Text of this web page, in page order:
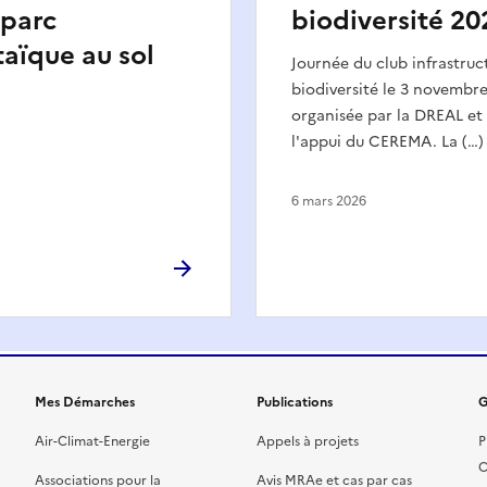
au sol
biodiversité
Journée du club
biodiversité le 3
organisée par la DREAL
l'appui du CEREMA. La (…)
6 mars 2026
Mes Démarches
Air-Climat-Energie
Associations pour la
Publications
Appels à projets
Avis MRAe et cas par cas